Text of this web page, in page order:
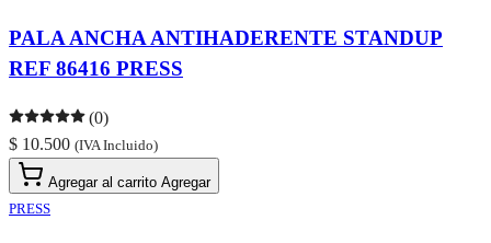
PALA ANCHA ANTIHADERENTE STANDUP
REF 86416 PRESS
(0)
$ 10.500 (IVA Incluido)
Agregar al carrito Agregar
PRESS